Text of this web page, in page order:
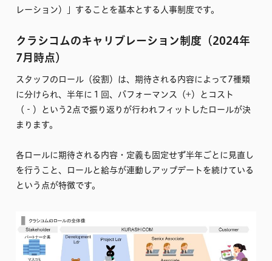
レーション）」することを基本とする人事制度です。
クラシコムのキャリブレーション制度（2024年
7月時点）
スタッフのロール（役割）は、期待される内容によって7種類
に分けられ、半年に１回、パフォーマンス（+）とコスト
（‐）という2点で振り返りが行われフィットしたロールが決
まります。
各ロールに期待される内容・定義も固定せず半年ごとに見直し
を行うこと、ロールと給与が連動しアップデートを続けている
という点が特徴です。